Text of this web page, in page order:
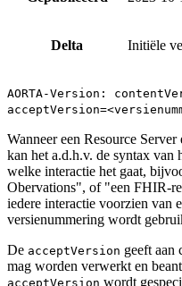
Delta Initiële
AORTA-Version:
Wanneer een Resource
kan het a.d.h.v. de syntax van
welke interactie het gaat,
Obervations", of "een FHIR-
iedere interactie voorzien van
versienummering wordt
De acceptVersion geeft aan
mag worden verwerkt en
acceptVersion wordt